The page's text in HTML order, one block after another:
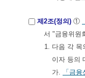
제2조(정의) ①
서 "금융위원
1. 다음 각 목
이자 등의
가.
「금